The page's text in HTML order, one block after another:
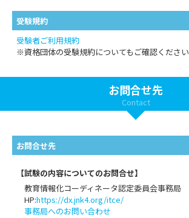
受験規約
受験者ご利用規約
※資格団体の受験規約についてもご確認ください
お問合せ先
Contact
お問合せ先
【試験の内容についてのお問合せ】
教育情報化コーディネータ認定委員会事務局
HP:https://dx.jnk4.org/itce/
事務局へのお問い合わせ